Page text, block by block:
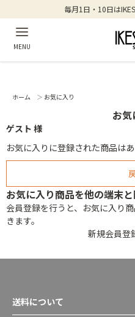
毎月1日・10日は
MENU
ホーム ＞ お気に入り
お気
ゲスト 様
お気に入りに登録された商品はあ
お気に入り商品を他の端末
会員登録を行うと、お気に入り
きます。
新規会員登
送料について